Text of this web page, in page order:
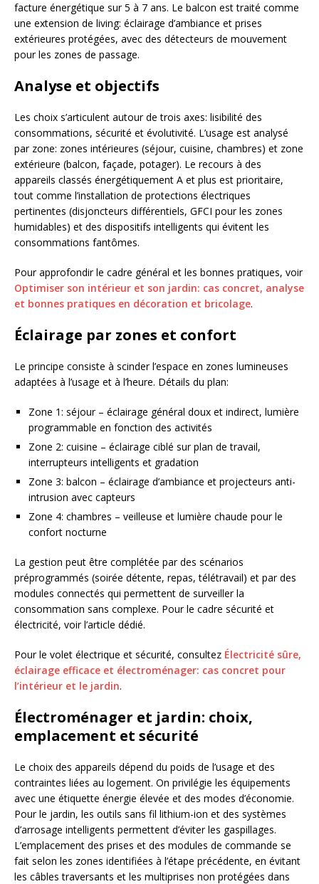
facture énergétique sur 5 à 7 ans. Le balcon est traité comme
une extension de living: éclairage d’ambiance et prises
extérieures protégées, avec des détecteurs de mouvement
pour les zones de passage.
Analyse et objectifs
Les choix s’articulent autour de trois axes: lisibilité des
consommations, sécurité et évolutivité. L’usage est analysé
par zone: zones intérieures (séjour, cuisine, chambres) et zone
extérieure (balcon, façade, potager). Le recours à des
appareils classés énergétiquement A et plus est prioritaire,
tout comme l’installation de protections électriques
pertinentes (disjoncteurs différentiels, GFCI pour les zones
humidables) et des dispositifs intelligents qui évitent les
consommations fantômes.
Pour approfondir le cadre général et les bonnes pratiques, voir
Optimiser son intérieur et son jardin: cas concret, analyse
et bonnes pratiques en décoration et bricolage.
Éclairage par zones et confort
Le principe consiste à scinder l’espace en zones lumineuses
adaptées à l’usage et à l’heure. Détails du plan:
Zone 1: séjour – éclairage général doux et indirect, lumière
programmable en fonction des activités
Zone 2: cuisine – éclairage ciblé sur plan de travail,
interrupteurs intelligents et gradation
Zone 3: balcon – éclairage d’ambiance et projecteurs anti-
intrusion avec capteurs
Zone 4: chambres – veilleuse et lumière chaude pour le
confort nocturne
La gestion peut être complétée par des scénarios
préprogrammés (soirée détente, repas, télétravail) et par des
modules connectés qui permettent de surveiller la
consommation sans complexe. Pour le cadre sécurité et
électricité, voir l’article dédié.
Pour le volet électrique et sécurité, consultez Électricité sûre,
éclairage efficace et électroménager: cas concret pour
l’intérieur et le jardin.
Électroménager et jardin: choix,
emplacement et sécurité
Le choix des appareils dépend du poids de l’usage et des
contraintes liées au logement. On privilégie les équipements
avec une étiquette énergie élevée et des modes d’économie.
Pour le jardin, les outils sans fil lithium-ion et des systèmes
d’arrosage intelligents permettent d’éviter les gaspillages.
L’emplacement des prises et des modules de commande se
fait selon les zones identifiées à l’étape précédente, en évitant
les câbles traversants et les multiprises non protégées dans